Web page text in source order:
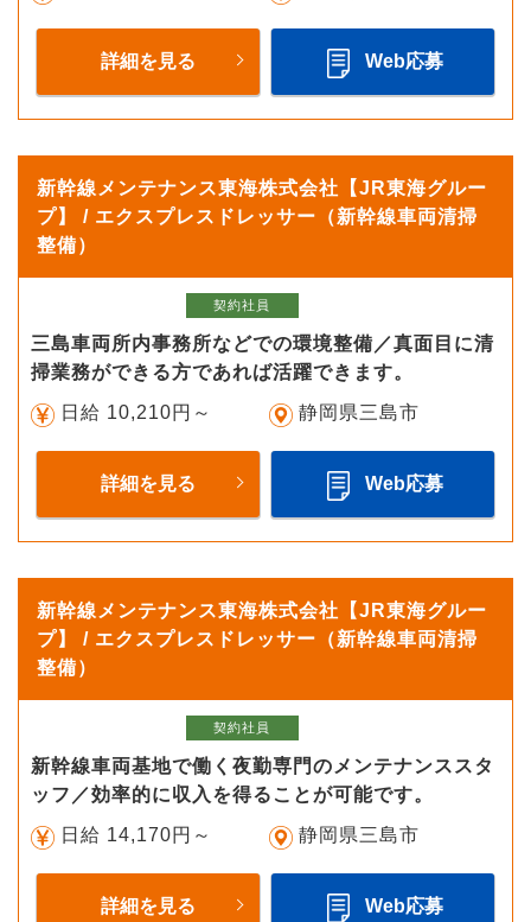
詳細を見る Web応募
新幹線メンテナンス東海株式会社【JR東海グルー
プ】 / エクスプレスドレッサー（新幹線車両清掃
整備）
契約社員
三島車両所内事務所などでの環境整備／真面目に清
掃業務ができる方であれば活躍できます。
日給 10,210円～
静岡県三島市
詳細を見る Web応募
新幹線メンテナンス東海株式会社【JR東海グルー
プ】 / エクスプレスドレッサー（新幹線車両清掃
整備）
契約社員
新幹線車両基地で働く夜勤専門のメンテナンススタ
ッフ／効率的に収入を得ることが可能です。
日給 14,170円～
静岡県三島市
詳細を見る Web応募